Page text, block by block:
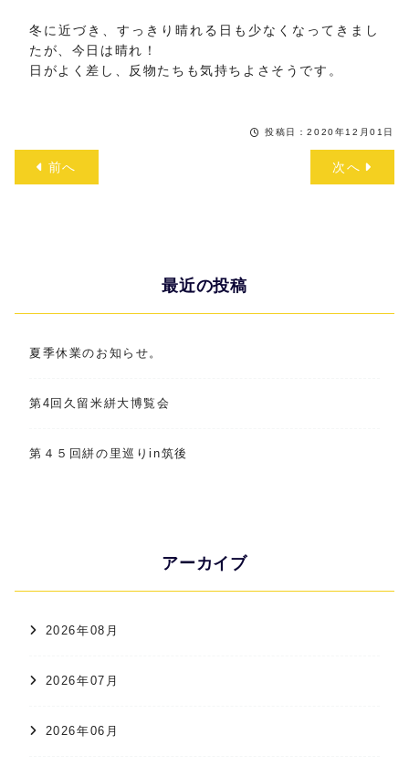
冬に近づき、すっきり晴れる日も少なくなってきまし
たが、今日は晴れ！
日がよく差し、反物たちも気持ちよさそうです。
投稿日：2020年12月01日
前へ 次へ
最近の投稿
夏季休業のお知らせ。
第4回久留米絣大博覧会
第４５回絣の里巡りin筑後
アーカイブ
2026年08月
2026年07月
2026年06月